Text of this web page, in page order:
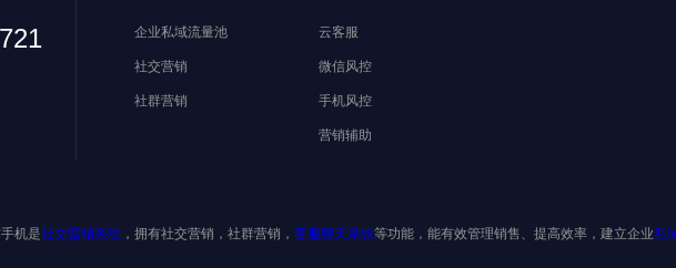
企业私域流量池
社交营销
社群营销
云客服
微信风控
手机风控
营销辅助
机是社交营销系统 ，拥有社交营销，社群营销， 客服聊天系统等功能，能有效管理销售、提高效率，建立企业私